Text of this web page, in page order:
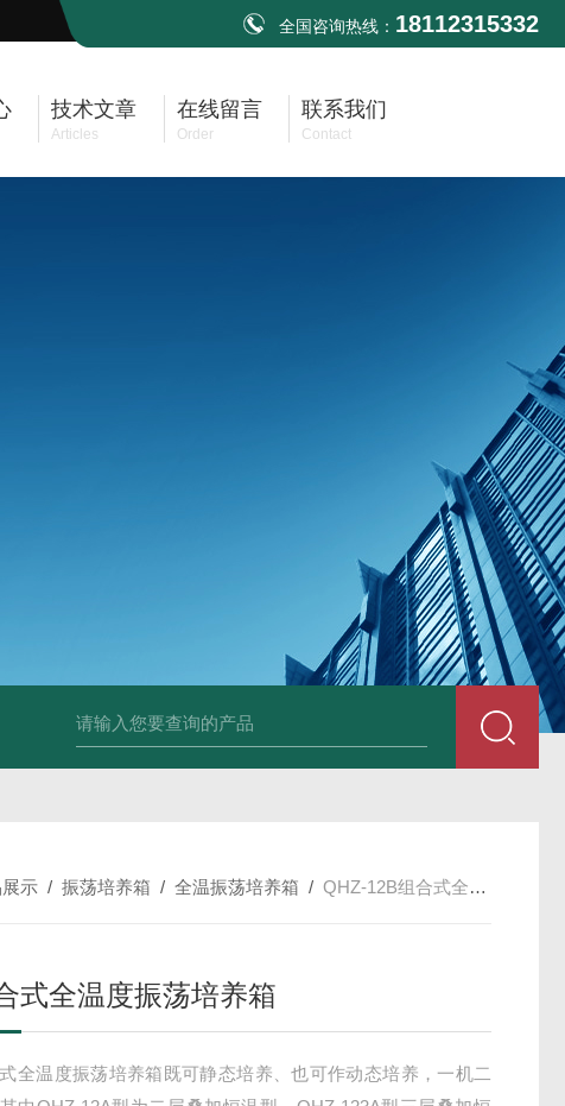
全国咨询热线： 18112315332
技术文章
Articles
在线留言
Order
联系我们
Contact
025N,雾腐蚀试验箱 LYW-075N,上海雾腐蚀试验箱 YFX-150,盐雾腐蚀试
示 /振荡培养箱 /全温振荡培养箱 /QHZ-12B组合式全温度振荡培养箱
式全温度振荡培养箱
全温度振荡培养箱既可静态培养、也可作动态培养，一机二